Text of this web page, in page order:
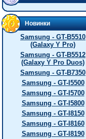
Новинки
Samsung - GT-B5510
(Galaxy Y Pro)
Samsung - GT-B5512
(Galaxy Y Pro Duos)
Samsung - GT-B7350
Samsung - GT-I5500
Samsung - GT-I5700
Samsung - GT-I5800
Samsung - GT-I8150
Samsung - GT-I8160
Samsung - GT-I8190